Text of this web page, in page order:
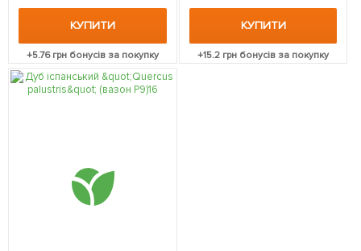
КУПИТИ
+5.76грн бонусів за покупку
КУПИТИ
+15.2 грн бонусів за покупку